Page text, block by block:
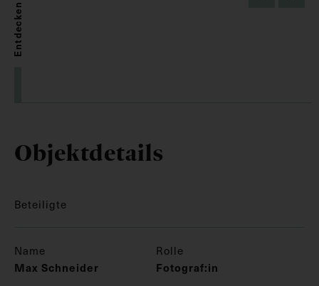
Entdecken
Objektdetails
Beteiligte
Name Rolle
Max Schneider
Fotograf:in